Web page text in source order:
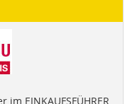
EINKAUFSFÜHRER